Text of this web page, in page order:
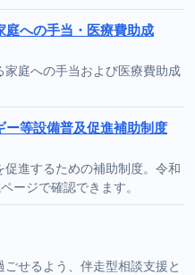
庭への手当・医療費助成
庭への手当および医療費助成
ー等設備普及促進補助制度
進するための補助制度。令和
ージで確認できます。
せるよう、伴走型相談支援と